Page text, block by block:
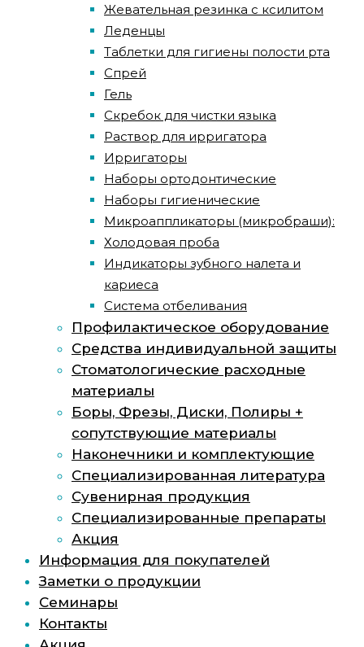
Жевательная резинка с ксилитом
Леденцы
Таблетки для гигиены полости рта
Спрей
Гель
Скребок для чистки языка
Раствор для ирригатора
Ирригаторы
Наборы ортодонтические
Наборы гигиенические
Микроаппликаторы (микробраши):
Холодовая проба
Индикаторы зубного налета и
кариеса
Система отбеливания
Профилактическое оборудование
Средства индивидуальной защиты
Стоматологические расходные
материалы
Боры, Фрезы, Диски, Полиры +
сопутствующие материалы
Наконечники и комплектующие
Специализированная литература
Сувенирная продукция
Специализированные препараты
Акция
Информация для покупателей
Заметки о продукции
Семинары
Контакты